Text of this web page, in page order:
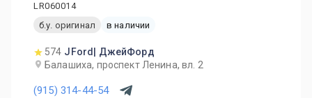
LR060014
б.у. оригинал
в наличии
574 JFord| ДжейФорд
Балашиха, проспект Ленина, вл. 2
(915) 314-44-54